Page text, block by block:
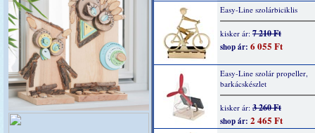
Easy-Line szolárbiciklis
kisker ár: 7 210 Ft
shop ár: 6 055 Ft
Easy-Line szolár propeller,
barkácskészlet
kisker ár: 3 260 Ft
shop ár: 2 465 Ft